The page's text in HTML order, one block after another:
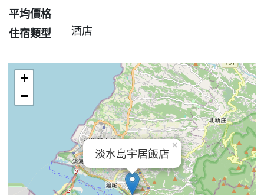
平均價格
住宿類型
酒店
淡水島宇居飯店
×
+
−